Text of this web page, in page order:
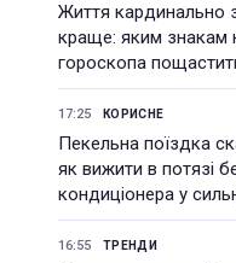
Життя кардинально
краще: яким знакам
гороскопа
17:25 КОРИСНЕ
Пекельна поїздка
як вижити в потязі
кондиціонера у
16:55 ТРЕНДИ